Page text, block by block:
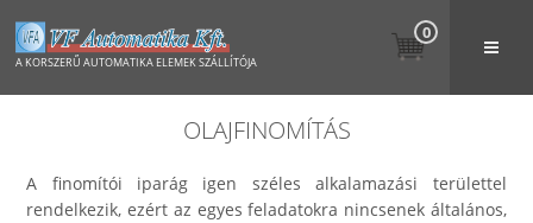
A KORSZERŰ AUTOMATIKA ELEMEK SZÁLLÍTÓJA
0
OLAJFINOMÍTÁS
A finomítói iparág igen széles alkalamazási területtel
rendelkezik, ezért az egyes feladatokra nincsenek általános,